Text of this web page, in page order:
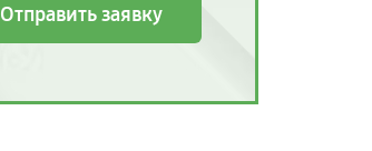
Отправить заявку